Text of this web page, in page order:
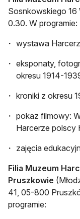
Sosnkowskiego
0.30. W programie:
wystawa
eksponaty,
okresu 1914-
kroniki z okresu
pokaz filmowy:
Harcerze polscy
zajęcia
Filia Muzeum
Pruszkowie
41, 05-800
programie: